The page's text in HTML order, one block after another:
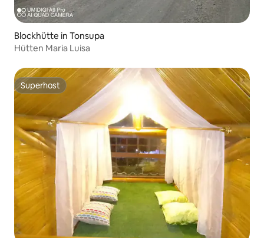
Blockhütte in Tonsupa
Hütten Maria Luisa
Superhost
Superhost